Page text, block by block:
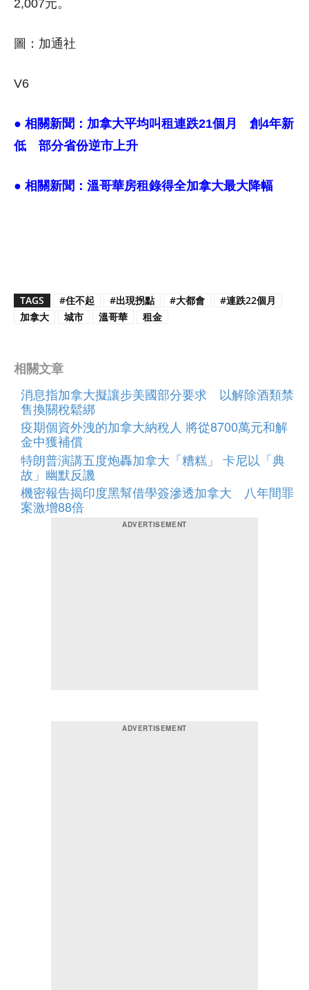
2,007元。
圖：加通社
V6
● 相關新聞： 加拿大平均叫租連跌21個月 創4年新
低 部分省份逆市上升
● 相關新聞： 溫哥華房租錄得全加拿大最大降幅
TAGS #住不起 #出現拐點 #大都會
#連跌22個月
加拿大
城市 溫哥華 租金
相關文章
消息指加拿大擬讓步美國部分要求 以解除酒類禁
售換關稅鬆綁
疫期個資外洩的加拿大納稅人 將從8700萬元和解
金中獲補償
特朗普演講五度炮轟加拿大「糟糕」 卡尼以「典
故」幽默反譏
機密報告揭印度黑幫借學簽滲透加拿大 八年間罪
案激增88倍